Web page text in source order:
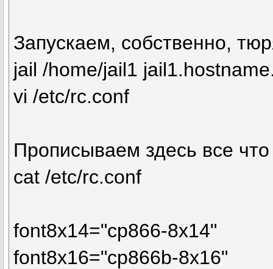
Запускаем, собственно,
jail /home/jail1
vi /etc/rc.conf
Прописываем здесь все
cat /etc/rc.conf
font8x14="cp866-8x14"
font8x16="cp866b-8x16"